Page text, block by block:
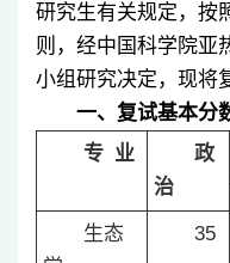
研究生有关规定，按
则，经中国科学院亚
小组研究决定，现将
一、复试基本分
专 业
政
治
生态
35